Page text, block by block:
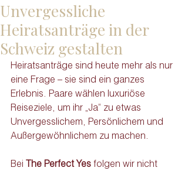
Unvergessliche
Heiratsanträge in der
Schweiz gestalten
Heiratsanträge sind heute mehr als nur
eine Frage – sie sind ein ganzes
Erlebnis. Paare wählen luxuriöse
Reiseziele, um ihr „Ja“ zu etwas
Unvergesslichem, Persönlichem und
Außergewöhnlichem zu machen.
Bei The Perfect Yes folgen wir nicht